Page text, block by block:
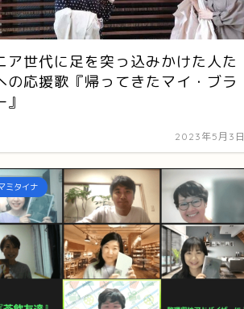
ア世代に足を突っ込みかけた人た
の応援歌『帰ってきたマイ・ブラ
2023年5月3日
ミタイナ